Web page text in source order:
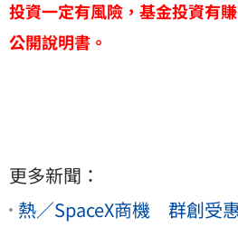
投資一定有風險，基金投資有
公開說明書。
更多新聞：
熱／SpaceX商機 群創受